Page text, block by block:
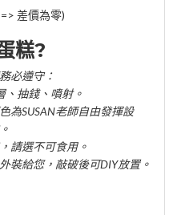
差價為零)
糕?
必遵守：
、抽錢、噴射。
為SUSAN老師自由發揮設
請選不可食用。
裝給您，敲破後可DIY放置。